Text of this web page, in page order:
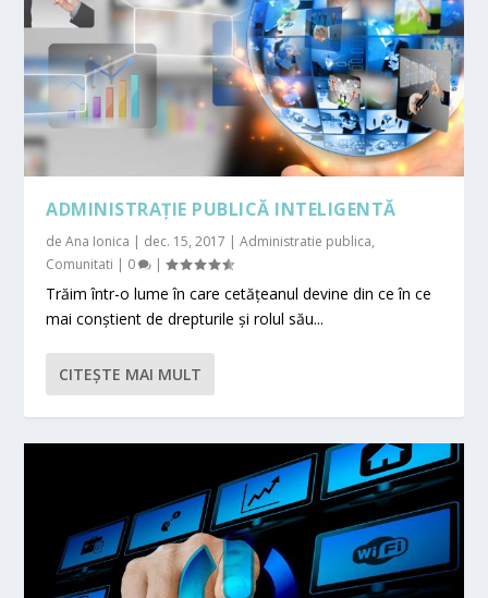
ADMINISTRAȚIE PUBLICĂ INTELIGENTĂ
deAna Ionica | dec. 15, 2017 |Administratie publica,
Comunitati | 0 |
Trăim într-o lume în care cetățeanul devine din ce în ce
mai conștient de drepturile și rolul său...
CITEŞTE MAI MULT